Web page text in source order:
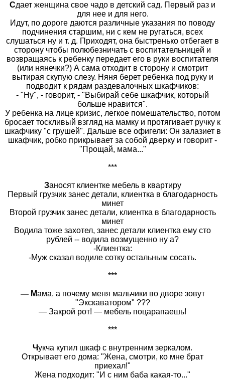
Сдает женщина свое чадо в детский сад. Первый раз и
для нее и для него.
Идут, по дороге даются различные указания по поводу
подчинения старшим, ни с кем не ругаться, всех
слушаться ну и т. д. Приходят, она быстренько отбегает в
сторону чтобы полюбезничать с воспитательницей и
возвращаясь к ребенку передает его в руки воспитателя
(или нянечки?) А сама отходит в сторону и смотрит
вытирая скупую слезу. Няня берет ребенка под руку и
подводит к рядам раздевалочных шкафчиков:
- "Ну", - говорит, - "Выбирай себе шкафчик, который
больше нравится".
У ребенка на лице кризис, легкое помешательство, потом
бросает тоскливый взгляд на мамку и протягивает ручку к
шкафчику "с грушей". Дальше все офигели: Он залазиет в
шкафчик, робко прикрывает за собой дверку и говорит -
"Прощай, мама..."
***
Заносят клиентке мебель в квартиру
Первый грузчик занес детали, клиентка в благодарность
минет
Второй грузчик занес детали, клиентка в благодарность
минет
Водила тоже захотел, занес детали клиентка ему сто
рублей -- водила возмущенно ну а?
-Клиентка:
-Муж сказал водиле сотку остальным сосать.
***
— Мама, а почему меня мальчики во дворе зовут
"Экскаватором" ???
— Закрой рот! — мебель поцарапаешь!
***
Чукча купил шкаф с внутренним зеркалом.
Открывает его дома: "Жена, смотри, ко мне брат
приехал!"
Жена подходит: "И с ним баба какая-то..."